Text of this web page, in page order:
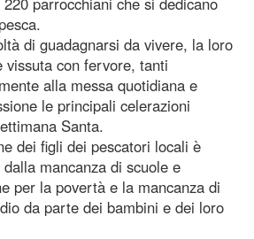
di guadagnarsi da vivere, la loro
vissuta con fervore, tanti
alla messa quotidiana e
le principali celerazioni
Santa.
dei figli dei pescatori locali è
mancanza di scuole e
per la povertà e la mancanza di
da parte dei bambini e dei loro